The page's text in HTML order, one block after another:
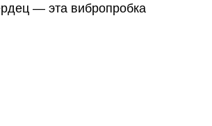
— эта вибропробка